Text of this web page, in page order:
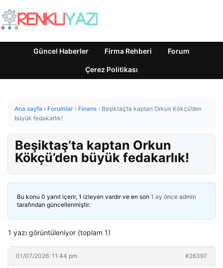
Güncel Haberler Firma Rehberi Forum
Çerez Politikası
Ana sayfa › Forumlar › Finans › Beşiktaş’ta kaptan Orkun Kökçü’den
büyük fedakarlık!
Beşiktaş’ta kaptan Orkun
Kökçü’den büyük fedakarlık!
Bu konu 0 yanıt içerir, 1 izleyen vardır ve en son 1 ay önce admin
tarafından güncellenmiştir.
1 yazı görüntüleniyor (toplam 1)
01/07/2026: 11:44 pm #26397